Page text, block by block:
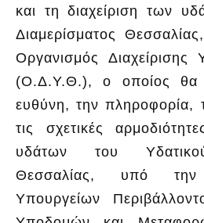
και τη διαχείριση των
Διαμερίσματος
Οργανισμός
(Ο.Δ.Υ.Θ.), ο οποίος θα
ευθύνη, την πληροφορία,
τις σχετικές
υδάτων του Υδατικού
Θεσσαλίας, υπό
Υπουργείων